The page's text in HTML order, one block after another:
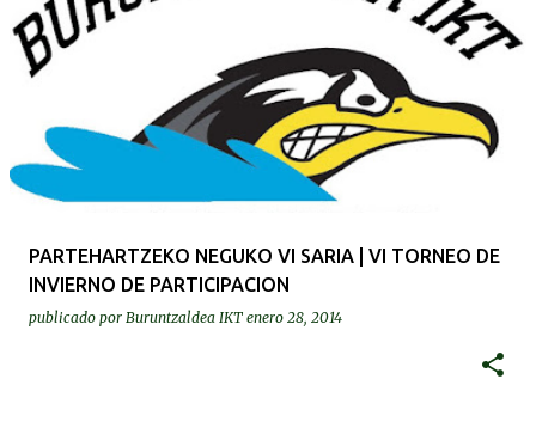
PARTEHARTZEKO NEGUKO VI SARIA | VI TORNEO DE
INVIERNO DE PARTICIPACION
publicado por Buruntzaldea IKT enero 28, 2014